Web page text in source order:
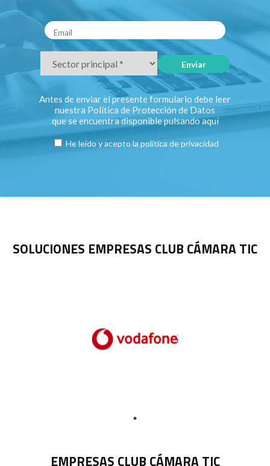
Antes de enviar el presente formulario debe leer
nuestra Política de Protección de Datos
que se encuentra disponible pulsandoaquí
He leído y acepto la política de privacidad
SOLUCIONES EMPRESAS CLUB CÁMARA TIC
EMPRESAS CLUB CÁMARA TIC